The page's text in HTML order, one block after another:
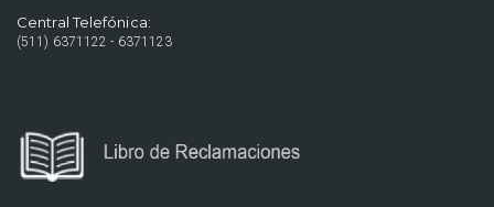
Central Telefónica:
(511) 6371122 - 6371123